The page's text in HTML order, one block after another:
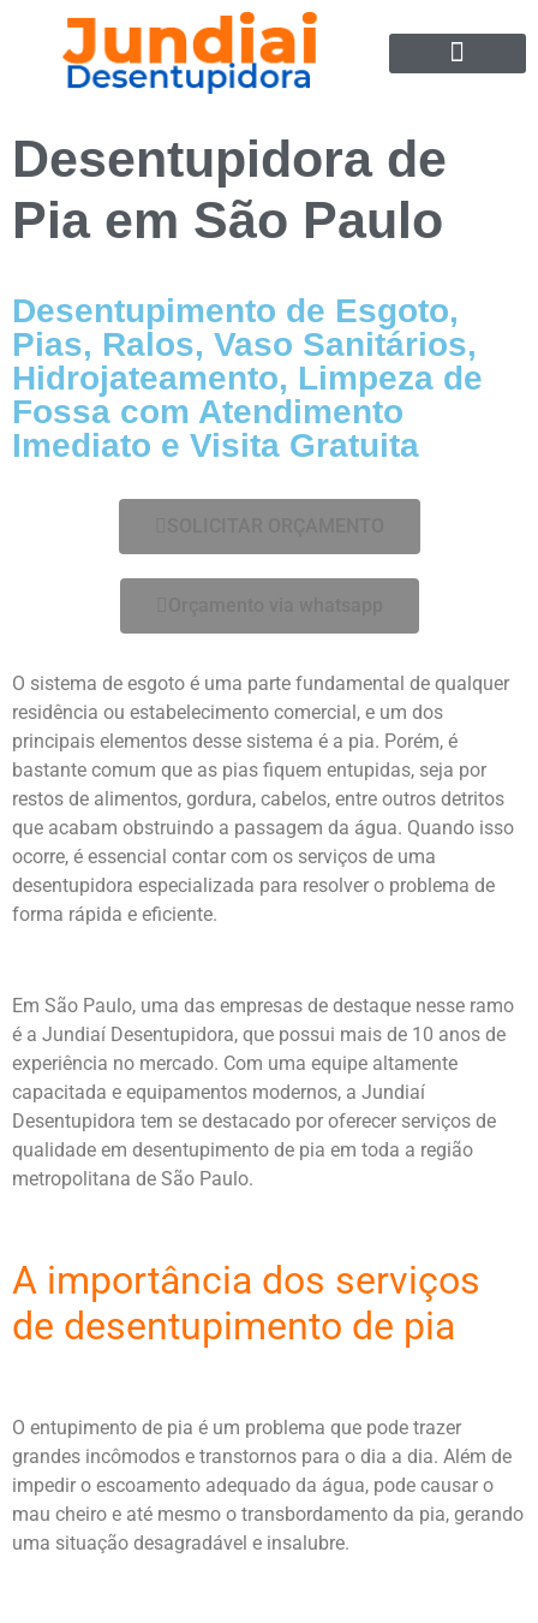
Desentupidora de
Pia em São Paulo
Desentupimento de Esgoto,
Pias, Ralos, Vaso Sanitários,
Hidrojateamento, Limpeza de
Fossa com Atendimento
Imediato e Visita Gratuita
O sistema de esgoto é uma parte fundamental de qualquer
residência ou estabelecimento comercial, e um dos
principais elementos desse sistema é a pia. Porém, é
bastante comum que as pias fiquem entupidas, seja por
restos de alimentos, gordura, cabelos, entre outros detritos
que acabam obstruindo a passagem da água. Quando isso
ocorre, é essencial contar com os serviços de uma
desentupidora especializada para resolver o problema de
forma rápida e eficiente.
Em São Paulo, uma das empresas de destaque nesse ramo
é a Jundiaí Desentupidora, que possui mais de 10 anos de
experiência no mercado. Com uma equipe altamente
capacitada e equipamentos modernos, a Jundiaí
Desentupidora tem se destacado por oferecer serviços de
qualidade em desentupimento de pia em toda a região
metropolitana de São Paulo.
A importância dos serviços
de desentupimento de pia
O entupimento de pia é um problema que pode trazer
grandes incômodos e transtornos para o dia a dia. Além de
impedir o escoamento adequado da água, pode causar o
mau cheiro e até mesmo o transbordamento da pia, gerando
uma situação desagradável e insalubre.